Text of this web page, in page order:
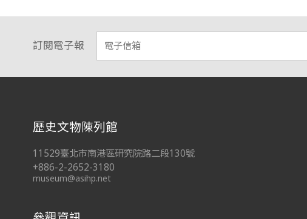
訂閱電子報
:::
歷史文物陳列館
11529臺北市南港區研究院路二段130號
+886-2-2652-3180
museum@asihp.net